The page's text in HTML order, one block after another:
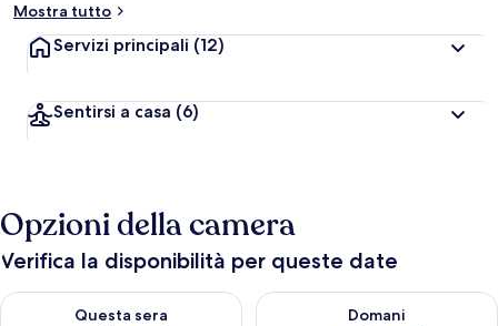
Mostra tutto
Servizi principali (12)
Sentirsi a casa (6)
Opzioni della camera
Verifica la disponibilità per queste date
Questa sera
Verifica la disponibilità per questa sera, ago 7 - ago 8
Domani
Verifica la disponibilità per